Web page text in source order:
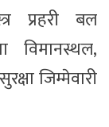
प्रहरी बल
विमानस्थल,
जिम्मेवारी